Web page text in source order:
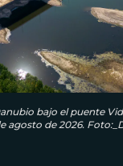
bajo el puente
agosto de 2026.